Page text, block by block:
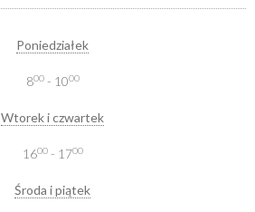
Poniedziałek
800- 1000
Wtorek i czwartek
1600- 1700
Środa i piątek